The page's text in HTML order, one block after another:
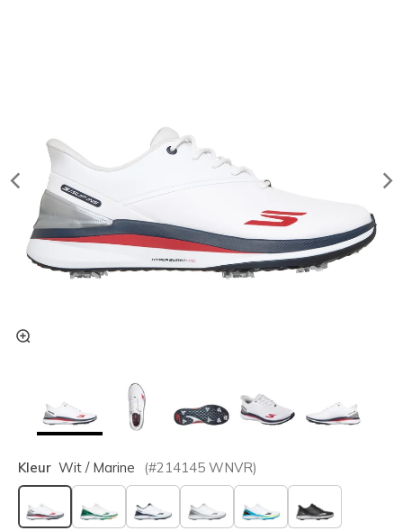
Kleur Wit / Marine (#214145 WNVR)